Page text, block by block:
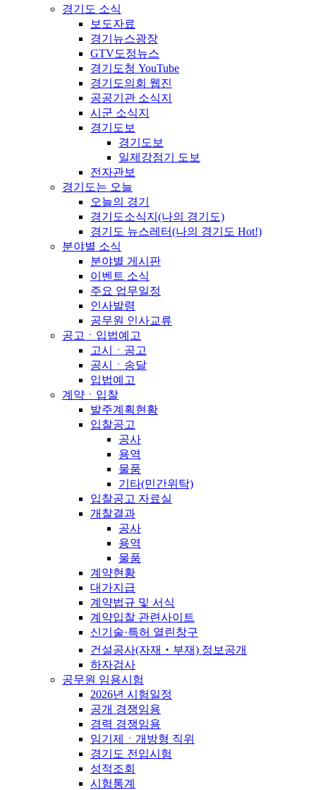
경기도 소식
보도자료
경기뉴스광장
GTV도정뉴스
경기도청 YouTube
경기도의회 웹진
공공기관 소식지
시군 소식지
경기도보
경기도보
일제강점기 도보
전자관보
경기도는 오늘
오늘의 경기
경기도소식지(나의 경기도)
경기도 뉴스레터(나의 경기도 Hot!)
분야별 소식
분야별 게시판
이벤트 소식
주요 업무일정
인사발령
공무원 인사교류
공고ㆍ입법예고
고시ㆍ공고
공시ㆍ송달
입법예고
계약ㆍ입찰
발주계획현황
입찰공고
공사
용역
물품
기타(민간위탁)
입찰공고 자료실
개찰결과
공사
용역
물품
계약현황
대가지급
계약법규 및 서식
계약입찰 관련사이트
신기술·특허 열린창구
건설공사(자재‧부재) 정보공개
하자검사
공무원 임용시험
2026년 시험일정
공개 경쟁임용
경력 경쟁임용
임기제ㆍ개방형 직위
경기도 전입시험
성적조회
시험통계